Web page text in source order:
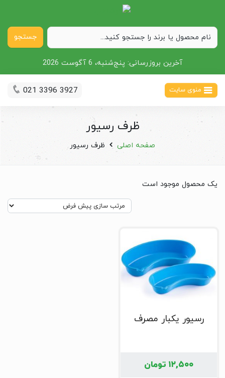
جستجو
آخرین بروزرسانی: پنج‌شنبه، 6 آگوست 2026
منوی سایت 021 3396 3927
ظرف رسیور
صفحه اصلی ظرف رسیور
یک محصول موجود است
رسیور یکبار مصرف
۱۲,۵۰۰ تومان